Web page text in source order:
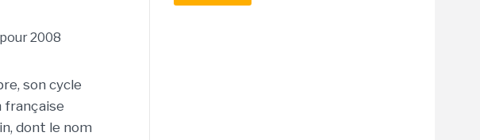
son cycle
française
dont le nom